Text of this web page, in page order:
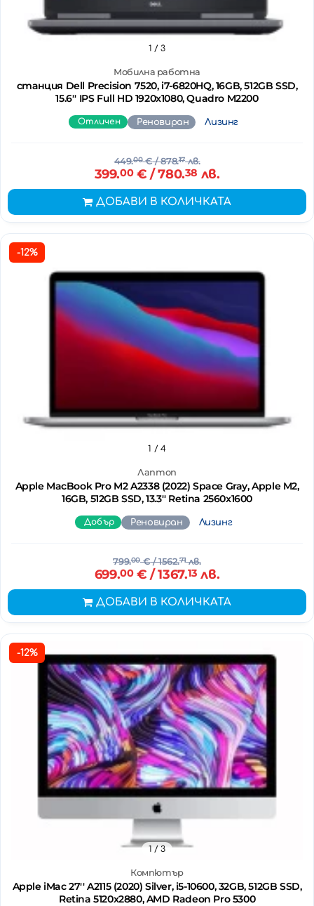
Мобилна работна
станция Dell Precision 7520, i7-6820HQ, 16GB, 512GB SSD,
15.6'' IPS Full HD 1920x1080, Quadro M2200
1 / 3
Отличен Реновиран Лизинг
449.00€/ 878.17лв.
399.00€ / 780.38 лв.
ДОБАВИ В КОЛИЧКАТА
-12%
Лаптоп
Apple MacBook Pro M2 A2338 (2022) Space Gray, Apple M2,
16GB, 512GB SSD, 13.3'' Retina 2560x1600
1 / 4
Добър Реновиран Лизинг
799.00€/ 1562.71лв.
699.00€ / 1367.13 лв.
ДОБАВИ В КОЛИЧКАТА
-12%
Компютър
Apple iMac 27'' A2115 (2020) Silver, i5-10600, 32GB, 512GB SSD,
Retina 5120x2880, AMD Radeon Pro 5300
1 / 3